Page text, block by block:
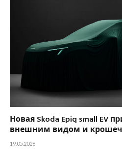
Новая Skoda Epiq small EV
внешним видом и
19.05.2026